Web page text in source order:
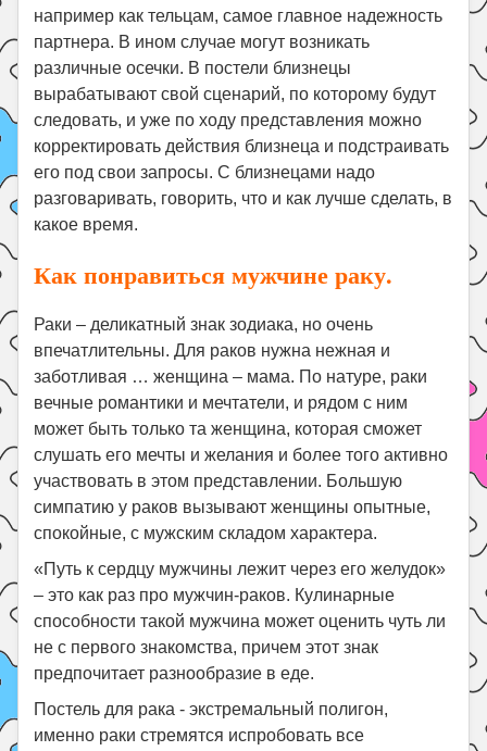
например как тельцам, самое главное надежность
партнера. В ином случае могут возникать
различные осечки. В постели близнецы
вырабатывают свой сценарий, по которому будут
следовать, и уже по ходу представления можно
корректировать действия близнеца и подстраивать
его под свои запросы. С близнецами надо
разговаривать, говорить, что и как лучше сделать, в
какое время.
Как понравиться мужчине раку.
Раки – деликатный знак зодиака, но очень
впечатлительны. Для раков нужна нежная и
заботливая … женщина – мама. По натуре, раки
вечные романтики и мечтатели, и рядом с ним
может быть только та женщина, которая сможет
слушать его мечты и желания и более того активно
участвовать в этом представлении. Большую
симпатию у раков вызывают женщины опытные,
спокойные, с мужским складом характера.
«Путь к сердцу мужчины лежит через его желудок»
– это как раз про мужчин-раков. Кулинарные
способности такой мужчина может оценить чуть ли
не с первого знакомства, причем этот знак
предпочитает разнообразие в еде.
Постель для рака - экстремальный полигон,
именно раки стремятся испробовать все